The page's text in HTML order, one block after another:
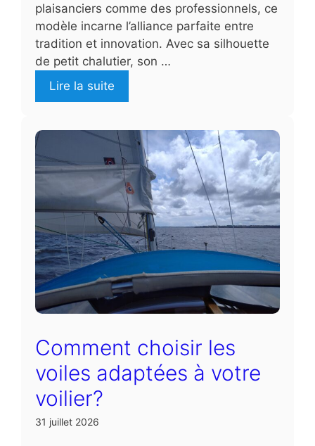
plaisanciers comme des professionnels, ce
modèle incarne l’alliance parfaite entre
tradition et innovation. Avec sa silhouette
de petit chalutier, son …
Lire la suite
Comment choisir les
voiles adaptées à votre
voilier?
31 juillet 2026